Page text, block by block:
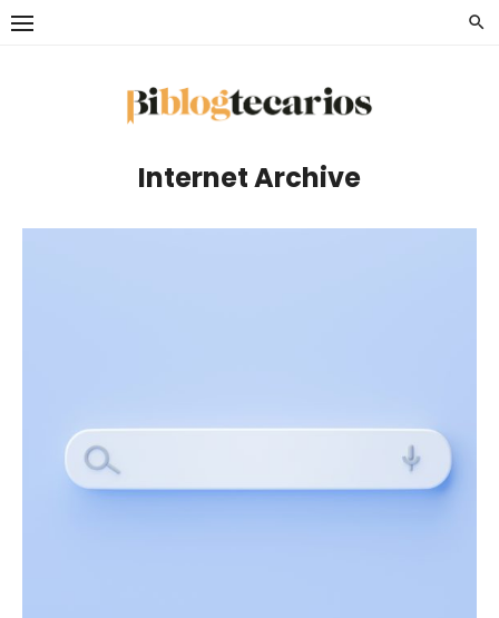
Saltar
Internet Archive